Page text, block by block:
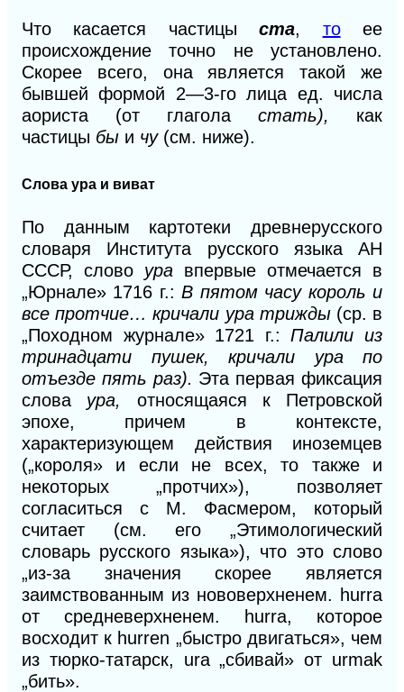
Что касается частицыста, тоее
происхождение точно не установлено.
Скорее всего, она является такой же
бывшей формой 2—3-го лица ед. числа
аориста (от глагола стать), как
частицы бы и чу (см. ниже).
Слова ура и виват
По данным картотеки древнерусского
словаря Института русского языка АН
СССР, слово ура впервые отмечается в
„Юрнале» 1716 г.:В пятом часу король и
все протчие… кричали ура трижды (ср. в
„Походном журнале» 1721 г.:Палили из
тринадцати пушек, кричали ура по
отъезде пять раз). Эта первая фиксация
слова ура, относящаяся к Петровской
эпохе, причем в контексте,
характеризующем действия иноземцев
(„короля» и если не всех, то также и
некоторых „протчих»), позволяет
согласиться с М. Фасмером, который
считает (см. его „Этимологический
словарь русского языка»), что это слово
„из-за значения скорее является
заимствованным из нововерхненем. hurra
от средневерхненем. hurra, которое
восходит к hurren „быстро двигаться», чем
из тюрко-татарск, ura „сбивай» от urmak
„бить».